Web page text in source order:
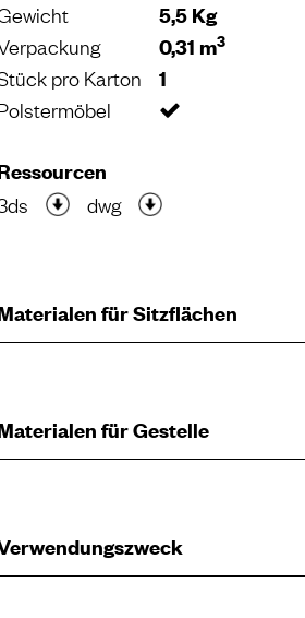
5,5 Kg
0,31 m3
pro Karton 1
dwg
für Sitzflächen
für Gestelle